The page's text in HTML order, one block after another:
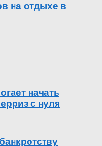
на отдыхе в
начать
с нуля